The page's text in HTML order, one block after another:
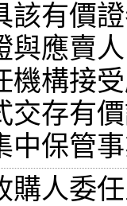
該有價
與應賣
機構接
交存有
中保管
購人委